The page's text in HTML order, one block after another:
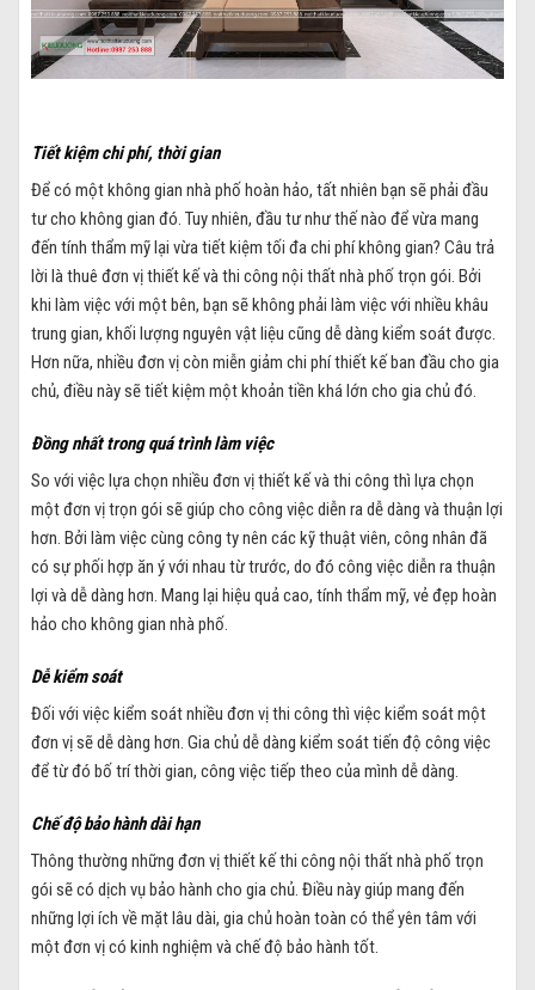
Tiết kiệm chi phí, thời gian
Để có một không gian nhà phố hoàn hảo, tất nhiên bạn sẽ phải đầu
tư cho không gian đó. Tuy nhiên, đầu tư như thế nào để vừa mang
đến tính thẩm mỹ lại vừa tiết kiệm tối đa chi phí không gian? Câu trả
lời là thuê đơn vị thiết kế và thi công nội thất nhà phố trọn gói. Bởi
khi làm việc với một bên, bạn sẽ không phải làm việc với nhiều khâu
trung gian, khối lượng nguyên vật liệu cũng dễ dàng kiểm soát được.
Hơn nữa, nhiều đơn vị còn miễn giảm chi phí thiết kế ban đầu cho gia
chủ, điều này sẽ tiết kiệm một khoản tiền khá lớn cho gia chủ đó.
Đồng nhất trong quá trình làm việc
So với việc lựa chọn nhiều đơn vị thiết kế và thi công thì lựa chọn
một đơn vị trọn gói sẽ giúp cho công việc diễn ra dễ dàng và thuận lợi
hơn. Bởi làm việc cùng công ty nên các kỹ thuật viên, công nhân đã
có sự phối hợp ăn ý với nhau từ trước, do đó công việc diễn ra thuận
lợi và dễ dàng hơn. Mang lại hiệu quả cao, tính thẩm mỹ, vẻ đẹp hoàn
hảo cho không gian nhà phố.
Dễ kiểm soát
Đối với việc kiểm soát nhiều đơn vị thi công thì việc kiểm soát một
đơn vị sẽ dễ dàng hơn. Gia chủ dễ dàng kiểm soát tiến độ công việc
để từ đó bố trí thời gian, công việc tiếp theo của mình dễ dàng.
Chế độ bảo hành dài hạn
Thông thường những đơn vị thiết kế thi công nội thất nhà phố trọn
gói sẽ có dịch vụ bảo hành cho gia chủ. Điều này giúp mang đến
những lợi ích về mặt lâu dài, gia chủ hoàn toàn có thể yên tâm với
một đơn vị có kinh nghiệm và chế độ bảo hành tốt.